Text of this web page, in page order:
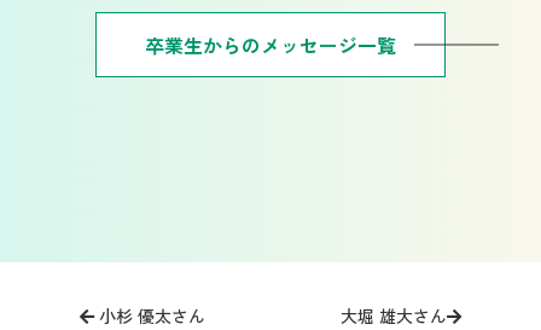
卒業生からのメッセージ一覧
小杉 優太さん 大堀 雄大さん